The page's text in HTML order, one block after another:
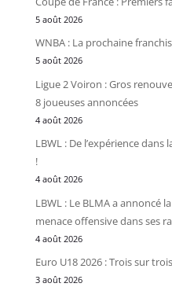
5 août 2026
WNBA : La prochaine
5 août 2026
Ligue 2 Voiron : Gros
8 joueuses annoncées
4 août 2026
LBWL : De l’expérience dans
!
4 août 2026
LBWL : Le BLMA a annoncé
menace offensive dans ses
4 août 2026
Euro U18 2026 : Trois sur
3 août 2026